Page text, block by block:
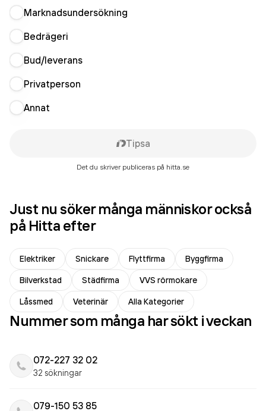
Marknadsundersökning
Bedrägeri
Bud/leverans
Privatperson
Annat
Tipsa
Det du skriver publiceras på hitta.se
Just nu söker många människor också
på Hitta efter
Elektriker Snickare Flyttfirma
Byggfirma
Bilverkstad
Städfirma
VVS rörmokare
Låssmed
Veterinär Alla Kategorier
Nummer som många har sökt i veckan
072-227 32 02
32 sökningar
079-150 53 85